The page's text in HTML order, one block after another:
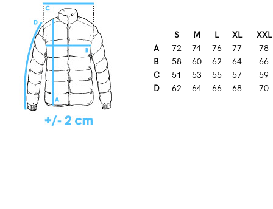
S M L XL
XXL
A
72 74 76 77
78
B
58 60 62 64
66
C
51 53 55 57
59
D
62 64 66 68 70